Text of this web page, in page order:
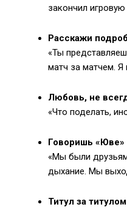
закончил игровую
Расскажи
«Ты
матч за матчем.
Любовь, не
«Что поделать,
Говоришь
«Мы были
дыхание. Мы
Титул за